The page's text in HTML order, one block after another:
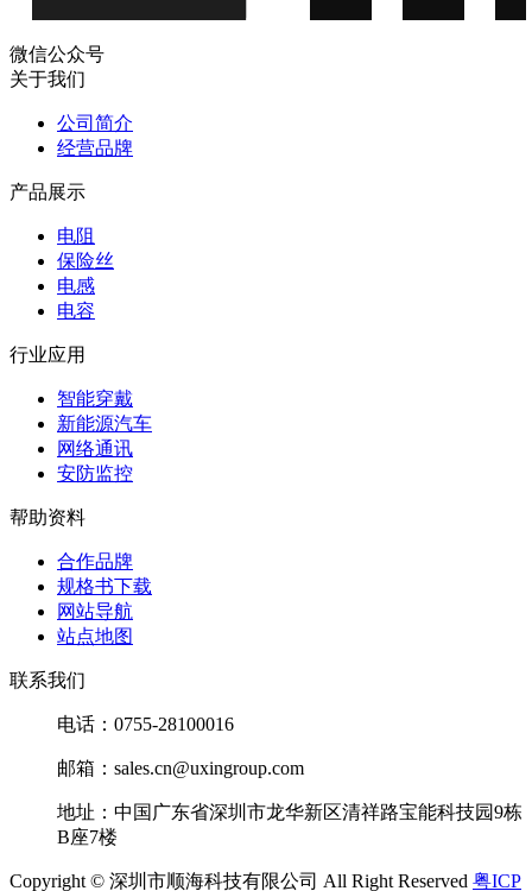
微信公众号
关于我们
公司简介
经营品牌
产品展示
电阻
保险丝
电感
电容
行业应用
智能穿戴
新能源汽车
网络通讯
安防监控
帮助资料
合作品牌
规格书下载
网站导航
站点地图
联系我们
电话：0755-28100016
邮箱：sales.cn@uxingroup.com
地址：中国广东省深圳市龙华新区清祥路宝能科技园9栋
B座7楼
Copyright © 深圳市顺海科技有限公司 All Right Reserved 粤ICP